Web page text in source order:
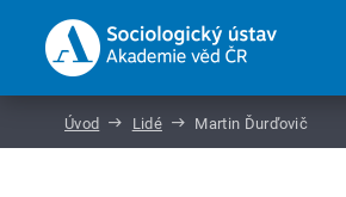
Úvod Lidé Martin Ďurďovič